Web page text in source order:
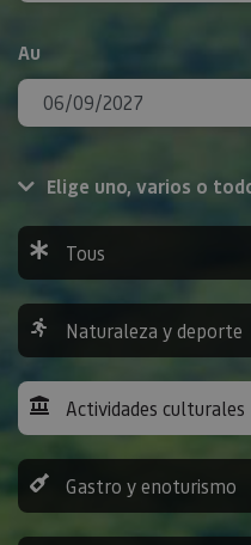
Au
Elige uno, varios o
Tous
Naturaleza y deporte
Actividades culturales
Gastro y enoturismo